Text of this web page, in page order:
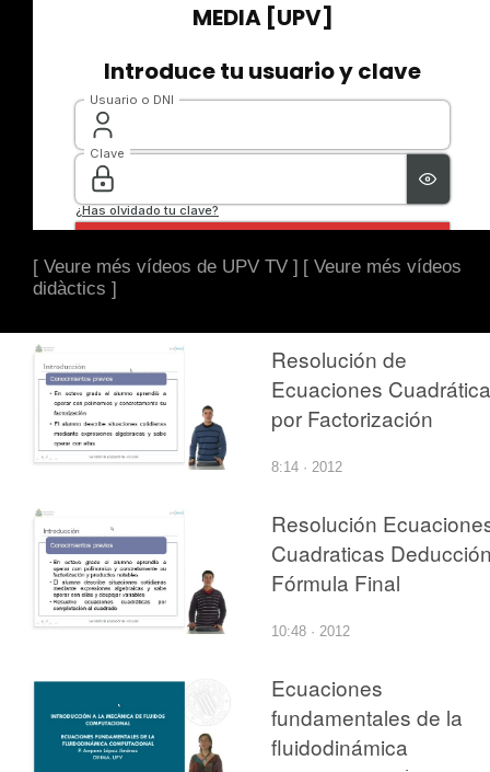
[ Veure més vídeos de UPV TV ] [ Veure més vídeos
didàctics ]
Resolución de
Ecuaciones
por Factorización
8:14 · 2012
Resolución
Cuadraticas
Fórmula Final
10:48 · 2012
Ecuaciones
fundamentales de la
fluidodinámica